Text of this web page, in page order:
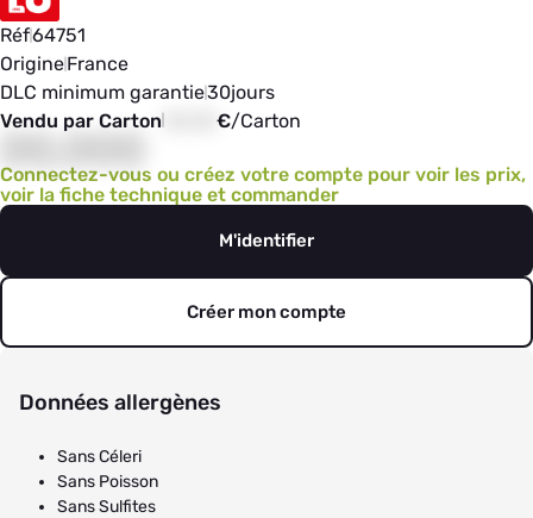
Réf64751
OrigineFrance
DLC minimum garantie30jours
Vendu par Carton
€/Carton
Connectez-vous ou créez votre compte pour voir les prix,
voir la fiche technique et commander
M'identifier
Créer mon compte
Données allergènes
Sans Céleri
Sans Poisson
Sans Sulfites